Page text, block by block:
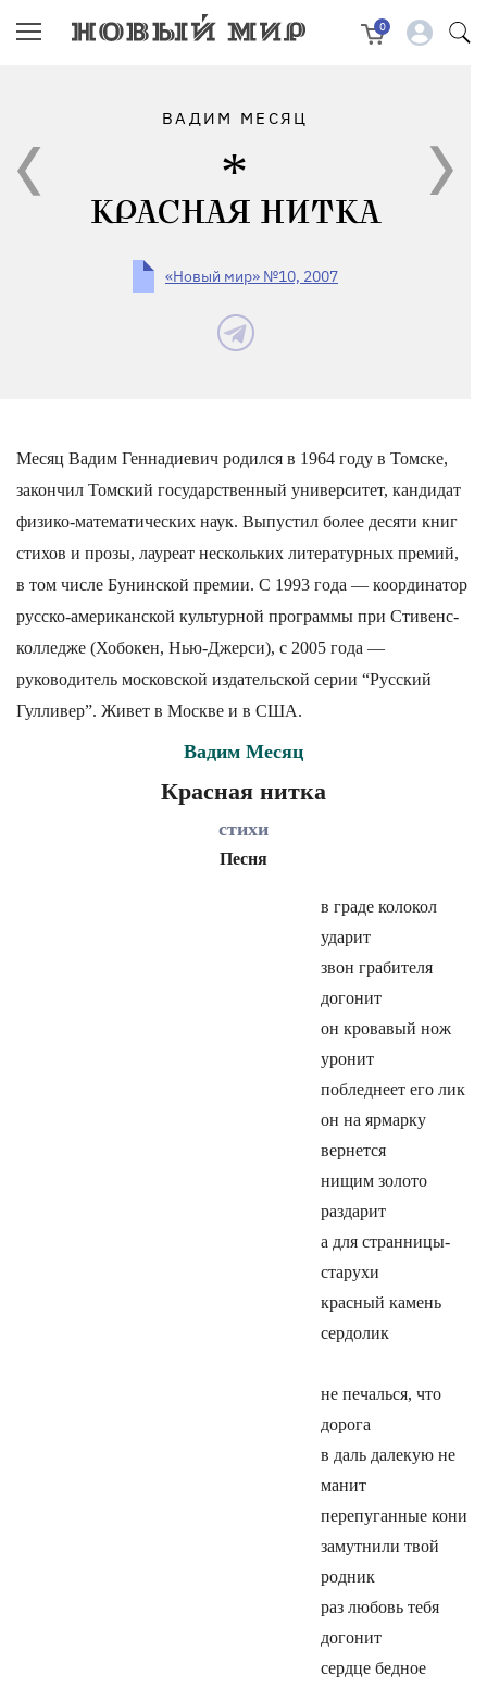
0
ВАДИМ МЕСЯЦ
КРАСНАЯ НИТКА
«Новый мир» №10, 2007
Месяц Вадим Геннадиевич родился в 1964 году в Томске,
закончил Томский государственный университет, кандидат
физико-математических наук. Выпустил более десяти книг
стихов и прозы, лауреат нескольких литературных премий,
в том числе Бунинской премии. С 1993 года — координатор
русско-американской культурной программы при Стивенс-
колледже (Хобокен, Нью-Джерси), с 2005 года —
руководитель московской издательской серии “Русский
Гулливер”. Живет в Москве и в США.
Вадим Месяц
Красная нитка
стихи
Песня
в граде колокол
ударит
звон грабителя
догонит
он кровавый нож
уронит
побледнеет его лик
он на ярмарку
вернется
нищим золото
раздарит
а для странницы-
старухи
красный камень
сердолик
не печалься, что
дорога
в даль далекую не
манит
перепуганные кони
замутнили твой
родник
раз любовь тебя
догонит
сердце бедное